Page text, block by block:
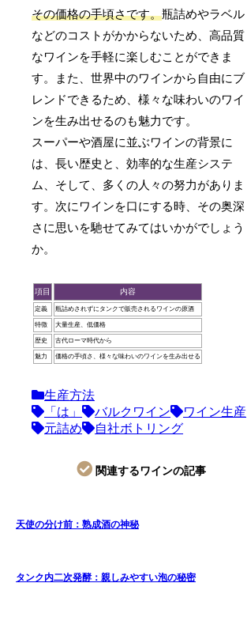
その価格の手頃さです。瓶詰めやラベル
などのコストがかからないため、高品質
なワインを手軽に楽しむことができま
す。また、世界中のワインから自由にブ
レンドできるため、様々な味わいのワイ
ンを生み出せるのも魅力です。
スーパーや酒屋に並ぶワインの背景に
は、長い歴史と、効率的な生産システ
ム、そして、多くの人々の努力がありま
す。次にワインを口にする時、その奥深
さに思いを馳せてみてはいかがでしょう
か。
項目 内容
定義 瓶詰めされずにタンクで販売されるワインの原酒
特徴 大量生産、低価格
歴史 古代ローマ時代から
魅力 価格の手頃さ、様々な味わいのワインを生み出せる
生産方法
「は」
バルクワイン
ワイン生産
元詰め
自社ボトリング
関連するワインの記事
天使の分け前：熟成酒の神秘
タンク内二次発酵：親しみやすい泡の秘密